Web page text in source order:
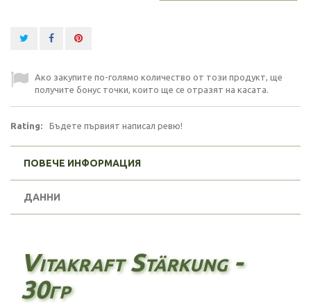
Ако закупите по-голямо количество от този продукт, ще
получите бонус точки, които ще се отразят на касата.
Rating: Бъдете първият написал ревю!
ПОВЕЧЕ ИНФОРМАЦИЯ
ДАННИ
Vitakraft Stärkung -
30гр